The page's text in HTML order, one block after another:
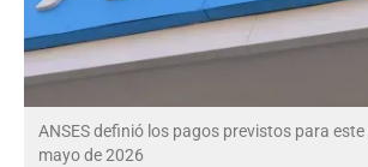
ANSES definió los pagos previstos para
mayo de 2026